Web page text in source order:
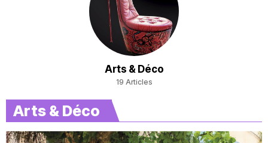
Arts & Déco
19 Articles
Arts & Déco